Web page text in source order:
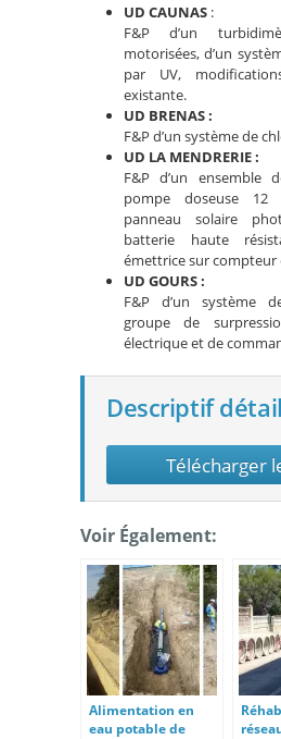
UD CAUNAS :
F&P d’un
motorisées, d’un
par UV,
existante.
UD BRENAS :
F&P d’un système de
UD LA MENDRERIE :
F&P d’un ensemble
pompe doseuse
panneau solaire
batterie haute
émettrice sur compteur
UD GOURS :
F&P d’un système
groupe de
électrique et de
Descriptif
Télécharger
Voir Également:
Alimentation en
eau potable de